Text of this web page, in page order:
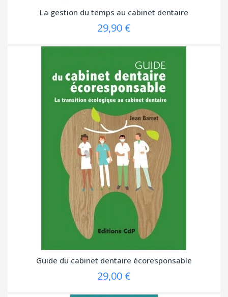
La gestion du temps au cabinet dentaire
29,90 €
Guide du cabinet dentaire écoresponsable
29,00 €